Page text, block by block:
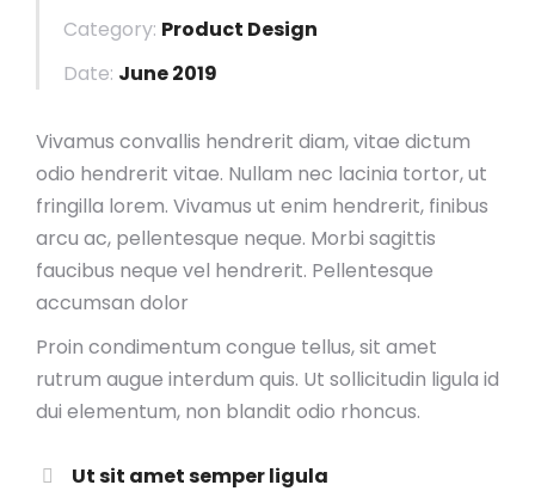
Category: Product Design
Date: June 2019
Vivamus convallis hendrerit diam, vitae dictum
odio hendrerit vitae. Nullam nec lacinia tortor, ut
fringilla lorem. Vivamus ut enim hendrerit, finibus
arcu ac, pellentesque neque. Morbi sagittis
faucibus neque vel hendrerit. Pellentesque
accumsan dolor
Proin condimentum congue tellus, sit amet
rutrum augue interdum quis. Ut sollicitudin ligula id
dui elementum, non blandit odio rhoncus.
Ut sit amet semper ligula